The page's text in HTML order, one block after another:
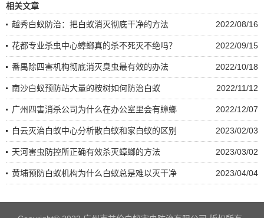
相关文章
2022/08/16
越秀白蚁防治：把白蚁消灭彻底干净的方法
2022/09/15
花都专业杀虫中心蟑螂真的杀不死灭不绝吗？
2022/10/18
番禺除四害机构彻底消灭臭虫最有效的办法
2022/11/12
南沙白蚁预防站大量的桉树如何防治白蚁
2022/12/07
广州四害消杀公司为什么在办公室里会有蟑螂
2023/02/03
白云灭​治白蚁中心分析散白蚁和家白蚁的区别
2023/03/02
天河害虫防控所正确有效杀灭蟑螂的方法
2023/04/04
黄埔预防白蚁机构为什么白蚁总是难以灭干净